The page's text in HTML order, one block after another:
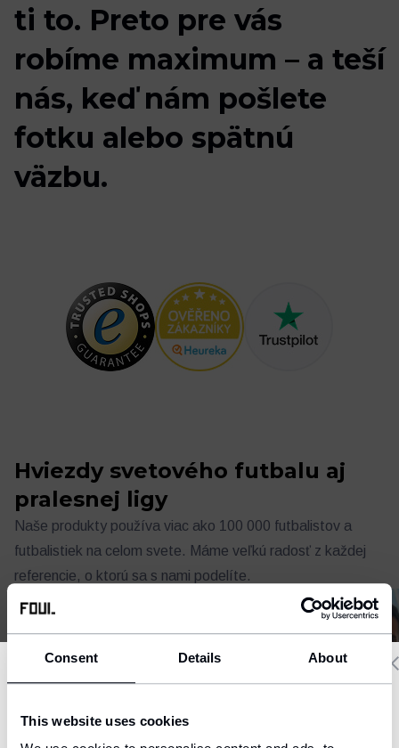
Consent Details About
This website uses cookies
ti to. Preto pre vás
robíme maximum – a teší
nás, keď nám pošlete
fotku alebo spätnú
väzbu.
Hviezdy svetového futbalu aj
pralesnej ligy
Naše produkty používa viac ako 100 000 futbalistov a
futbalistiek na celom svete. Máme veľkú radosť z každej
referencie, o ktorú sa s nami podelíte.